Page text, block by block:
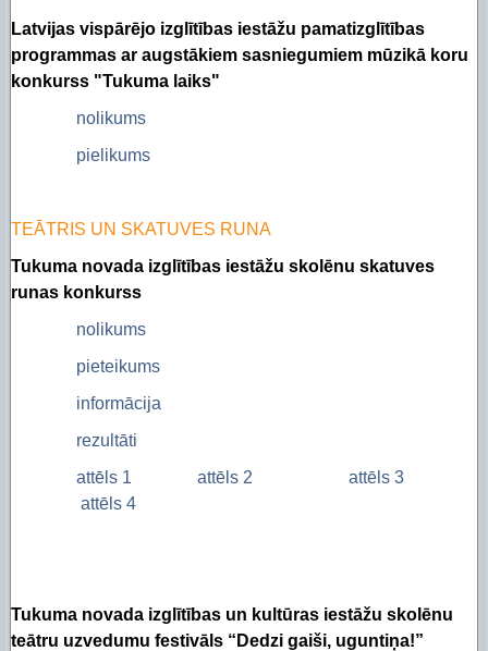
Latvijas vispārējo izglītības iestāžu pamatizglītības
programmas ar augstākiem sasniegumiem mūzikā koru
konkurss "Tukuma laiks"
nolikums
pielikums
TEĀTRIS UN SKATUVES RUNA
Tukuma novada izglītības iestāžu skolēnu skatuves
runas konkurss
nolikums
pieteikums
informācija
rezultāti
attēls 1
attēls 2
attēls 3
attēls 4
Tukuma novada izglītības un kultūras iestāžu skolēnu
teātru uzvedumu festivāls “Dedzi gaiši, uguntiņa!”